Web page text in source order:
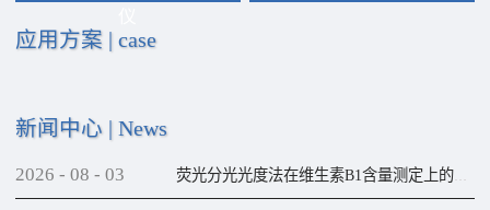
应用方案 | case
新闻中心 News
荧光分光光度法在维生素B1含量测定上的应用
2026 - 08 - 03